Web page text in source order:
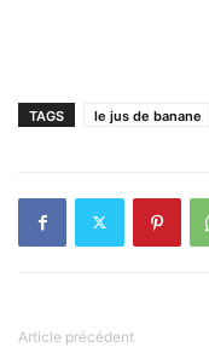
TAGS le jus de banane
Article précédent